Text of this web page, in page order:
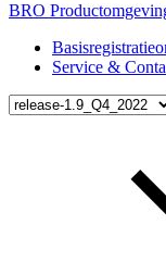
BRO
Service &